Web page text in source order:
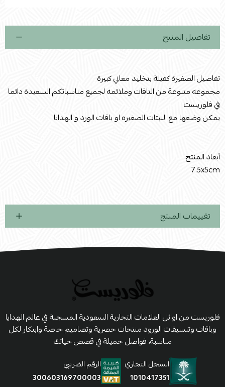
تفاصيل المنتج
تفاصيل الصغيرة كفيلة بتخليد معاني كبيرة
مجموعه متنوعة من التاقات وملائمه لجميع مناسباتكم السعيدة دائما
في فلوريست
يمكن وضعها مع النبتات الصغيره او باقات الورد و الهدايا
أبعاد المنتج:
7.5x5cm
تقييمات المنتج
فلوريست من اوائل العلامات التجارية السعودية المسجلة في عالم الهدايا
وباقات وتنسيقات الورود منتجات حصرية وتصاميم خاصة وابتكار لكل
مناسبة، فواصل جميلة في قصص حياتك
السجل التجاري
1010417351
الرقم الضريبي
300603169700003